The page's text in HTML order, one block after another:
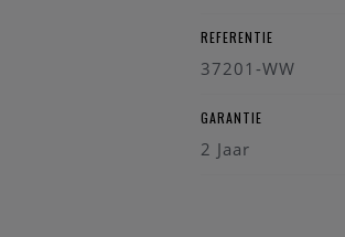
REFERENTIE
37201-WW
GARANTIE
2 Jaar